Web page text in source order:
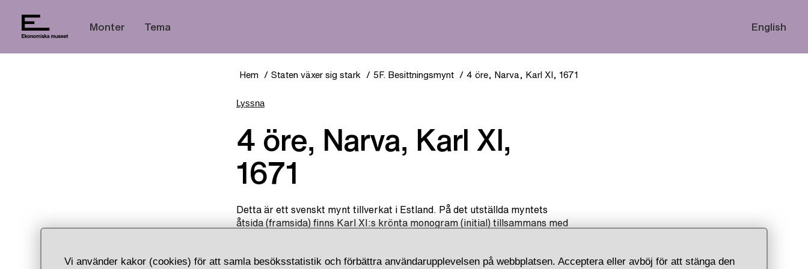
Vi använder kakor (cookies) för att samla besöksstatistik och förbättra användarupplevelsen på webbplatsen. Acceptera eller avböj för att stänga den
Monter Tema English
Hem Staten växer sig stark 5F. Besittningsmynt 4 öre, Narva, Karl XI, 1671
Lyssna
4 öre, Narva, Karl XI,
1671
Detta är ett svenskt mynt tillverkat i Estland. På det utställda myntets
åtsida (framsida) finns Karl XI:s krönta monogram (initial) tillsammans med
två fiskar, tre kulor samt ett rakt svärd och en kroksabel. Stadsvapnet